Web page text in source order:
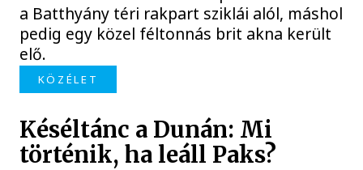
a Batthyány téri rakpart sziklái alól, máshol
pedig egy közel féltonnás brit akna került
elő.
KÖZÉLET
Késéltánc a Dunán: Mi
történik, ha leáll Paks?